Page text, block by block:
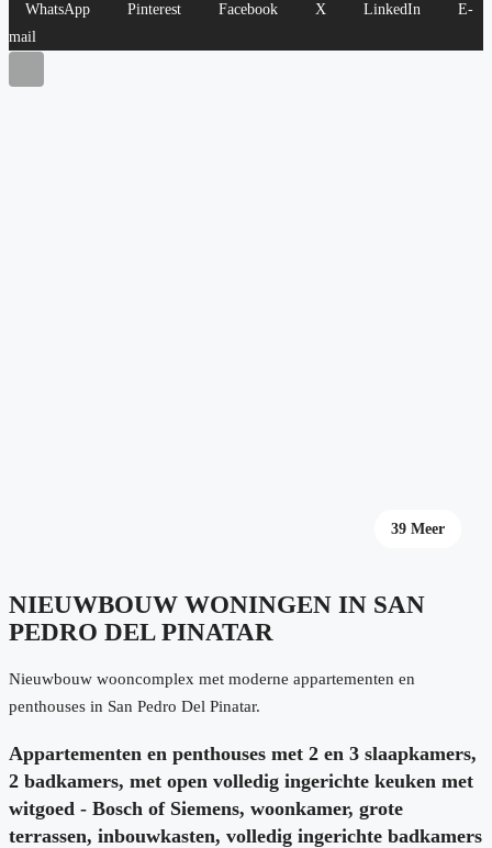
WhatsApp Pinterest Facebook X LinkedIn
E-
mail
35 Meer
39 Meer
NIEUWBOUW WONINGEN IN SAN
PEDRO DEL PINATAR
Nieuwbouw wooncomplex met moderne appartementen en
penthouses in San Pedro Del Pinatar.
Appartementen en penthouses met 2 en 3 slaapkamers,
2 badkamers, met open volledig ingerichte keuken met
witgoed - Bosch of Siemens, woonkamer, grote
terrassen, inbouwkasten, volledig ingerichte badkamers